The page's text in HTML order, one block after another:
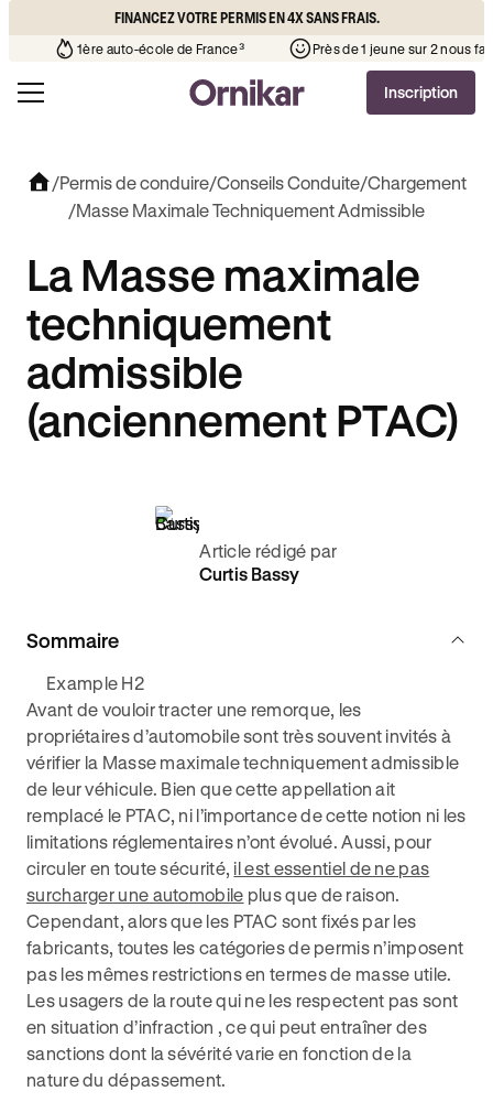
FINANCEZ VOTRE PERMIS EN 4X SANS FRAIS.
école de votre quartier¹ 1ère auto-école de France³
Inscription
/Permis de conduire/Conseils Conduite/Chargement
/Masse Maximale Techniquement Admissible
La Masse maximale
techniquement
admissible
(anciennement PTAC)
Article rédigé par
Curtis Bassy
Sommaire
Example H2
Avant de vouloir tracter une remorque, les
propriétaires d’automobile sont très souvent invités à
vérifier la Masse maximale techniquement admissible
de leur véhicule. Bien que cette appellation ait
remplacé le PTAC, ni l’importance de cette notion ni les
limitations réglementaires n’ont évolué. Aussi, pour
circuler en toute sécurité, il est essentiel de ne pas
surcharger une automobile plus que de raison.
Cependant, alors que les PTAC sont fixés par les
fabricants, toutes les catégories de permis n’imposent
pas les mêmes restrictions en termes de masse utile.
Les usagers de la route qui ne les respectent pas sont
en situation d’infraction , ce qui peut entraîner des
sanctions dont la sévérité varie en fonction de la
nature du dépassement.